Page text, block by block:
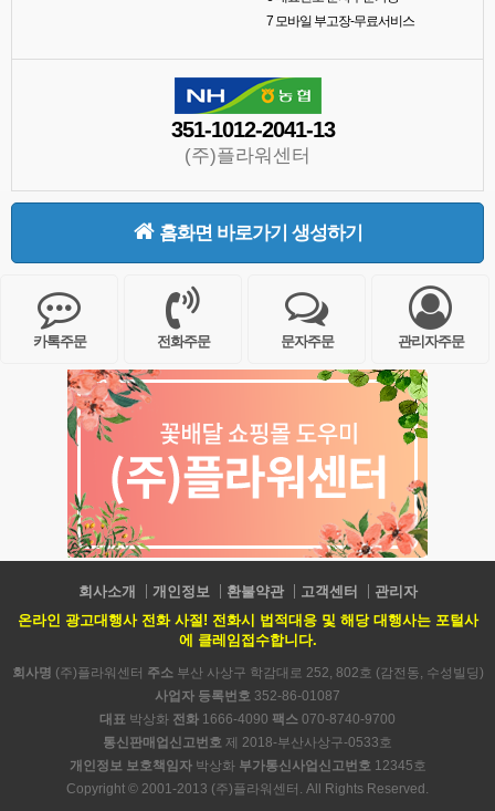
7모바일 부고장-무료서비스
351-1012-2041-13
(주)플라워센터
홈화면 바로가기 생성하기
카톡주문 전화주문 문자주문 관리자주문
회사소개 개인정보 환불약관 고객센터
관리자
온라인 광고대행사 전화 사절! 전화시 법적대응 및 해당 대행사는 포털사
에 클레임접수합니다.
회사명 (주)플라워센터 주소부산 사상구 학감대로 252, 802호 (감전동, 수성빌딩)
사업자 등록번호 352-86-01087
대표 박상화 전화 1666-4090 팩스 070-8740-9700
통신판매업신고번호 제 2018-부산사상구-0533호
개인정보 보호책임자박상화 부가통신사업신고번호12345호
Copyright © 2001-2013 (주)플라워센터. All Rights Reserved.